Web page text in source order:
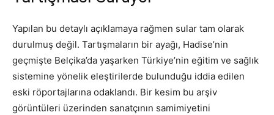
Yapılan bu detaylı açıklamaya rağmen sular tam olarak
durulmuş değil. Tartışmaların bir ayağı, Hadise’nin
geçmişte Belçika’da yaşarken Türkiye’nin eğitim ve sağlık
sistemine yönelik eleştirilerde bulunduğu iddia edilen
eski röportajlarına odaklandı. Bir kesim bu arşiv
görüntüleri üzerinden sanatçının samimiyetini